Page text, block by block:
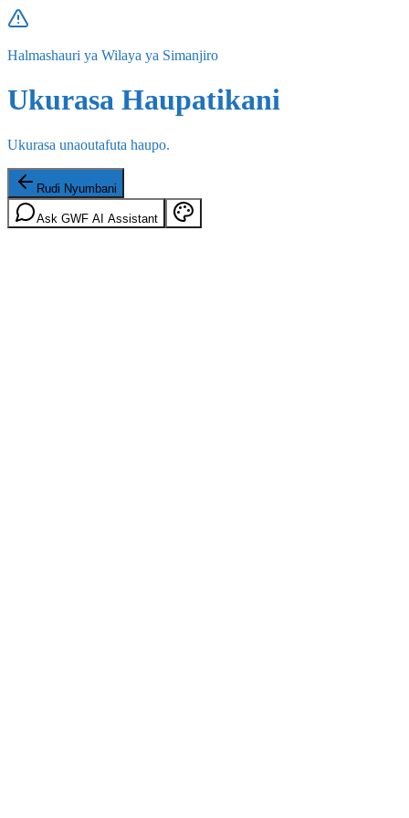
Halmashauri ya Wilaya ya Simanjiro
Ukurasa Haupatikani
Ukurasa unaoutafuta haupo.
Rudi Nyumbani
Ask GWF AI Assistant